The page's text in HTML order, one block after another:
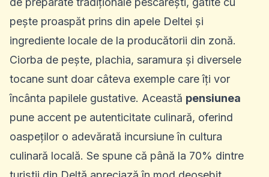
pește proaspăt prins din apele Deltei și
ingrediente locale de la producătorii din zonă.
Ciorba de pește, plachia, saramura și diversele
tocane sunt doar câteva exemple care îți vor
încânta papilele gustative. Această pensiunea
pune accent pe autenticitate culinară, oferind
oaspeților o adevărată incursiune în cultura
culinară locală. Se spune că până la 70% dintre